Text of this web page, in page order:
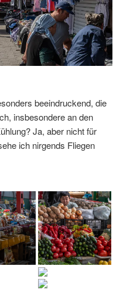
beeindruckend, die
insbesondere an den
Ja, aber nicht für
ich nirgends Fliegen